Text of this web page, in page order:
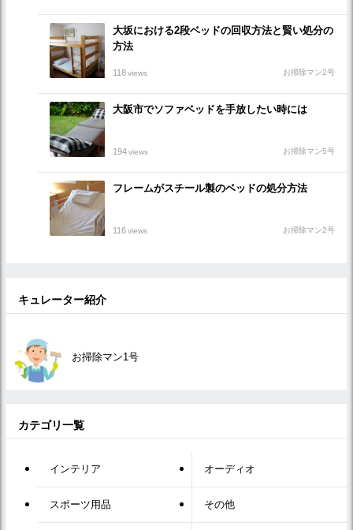
大坂における2段ベッドの回収方法と賢い処分の
方法
118views お掃除マン2号
大阪市でソファベッドを手放したい時には
194views お掃除マン5号
フレームがスチール製のベッドの処分方法
116views お掃除マン2号
キュレーター紹介
お掃除マン1号
カテゴリ一覧
インテリア オーディオ
スポーツ用品 その他